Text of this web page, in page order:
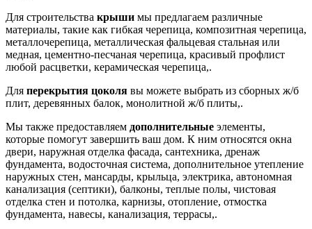
Для строительства крыши мы предлагаем различные
материалы, такие как гибкая черепица, композитная черепица,
металлочерепица, металлическая фальцевая стальная или
медная, цементно-песчаная черепица, красивый профлист
любой расцветки, керамическая черепица,.
Для перекрытия цоколя вы можете выбрать из сборных ж/б
плит, деревянных балок, монолитной ж/б плиты,.
Мы также предоставляем дополнительные элементы,
которые помогут завершить ваш дом. К ним относятся окна
двери, наружная отделка фасада, сантехника, дренаж
фундамента, водосточная система, дополнительное утепление
наружных стен, мансарды, крыльца, электрика, автономная
канализация (септики), балконы, теплые полы, чистовая
отделка стен и потолка, карнизы, отопление, отмостка
фундамента, навесы, канализация, террасы,.